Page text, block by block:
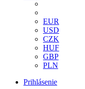
EUR
USD
CZK
HUF
GBP
PLN
Prihlásenie